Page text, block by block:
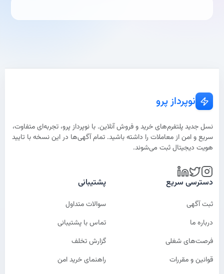
نوپرداز پرو
نسل جدید پلتفرم‌های خرید و فروش آنلاین. با نوپرداز پرو، تجربه‌ای متفاوت،
سریع و امن از معاملات را داشته باشید. تمام آگهی‌ها در این نسخه با تایید
هویت دیجیتال ثبت می‌شوند.
دسترسی سریع
ثبت آگهی
درباره ما
فرصت‌های شغلی
قوانین و مقررات
پشتیبانی
سوالات متداول
تماس با پشتیبانی
گزارش تخلف
راهنمای خرید امن